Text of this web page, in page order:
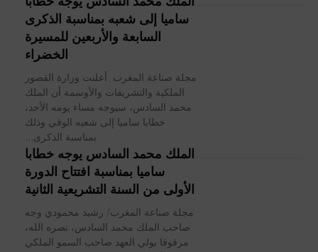
ساميا إلى شعبه بمناسبة الذكرى
السابعة والأربعين للمسيرة
الخضراء
مجلة صناعة المغرب أعلنت وزارة القصور
الملكية والتشريفات والأوسمة أن الملك
محمد السادس، سيوجه مساء يومه الأحد،
خطابا ساميا إلى شعبه الوفي وذلك
بمناسبة الذكرى...
الملك محمد السادس يوجه خطابا
ساميا بمناسبة افتتاح الدورة
الأولى من السنة التشريعية الثانية
مجلة صناعة المغرب/ رشيد محمودي وجه
صاحب الملك محمد السادس، نصره الله،
مرفوقا بولي العهد صاحب السمو الملكي